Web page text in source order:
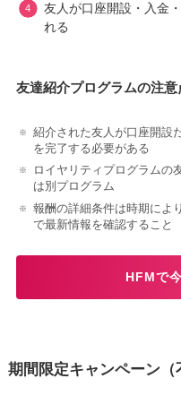
友人が口座開設・入金
れる
友達紹介プログラムの注意
紹介された友人が口座開設
を完了する必要がある
ロイヤリティプログラムの
は別プログラム
報酬の詳細条件は時期によ
で最新情報を確認すること
HFMで
期間限定キャンペーン（